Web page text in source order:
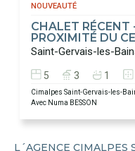
NOUVEAUTÉ
CHALET RÉCENT
PROXIMITÉ DU
Saint-Gervais-les-
5 3 1
Cimalpes Saint-Gervais-les-
Avec Numa BESSON
L´AGENCE